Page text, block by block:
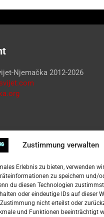
Zustimmung verwalten
Erlebnis zu bieten, verwenden
zu speichern und/
du diesen Technologien
oder eindeutige IDs auf dieser
nicht erteilst oder
und Funktionen beeinträchtigt
Njemačka 2012-2026
Postavite svoj oglas
u Svijet –